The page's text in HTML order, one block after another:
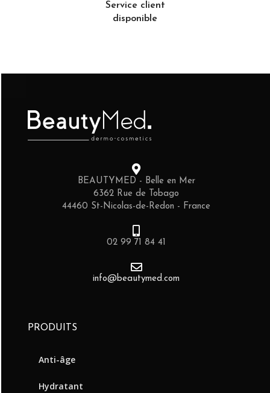
Service client
disponible
BEAUTYMED - Belle en Mer
6362 Rue de Tobago
44460 St-Nicolas-de-Redon - France
02 99 71 84 41
info@beautymed.com
PRODUITS
Anti-âge
Hydratant